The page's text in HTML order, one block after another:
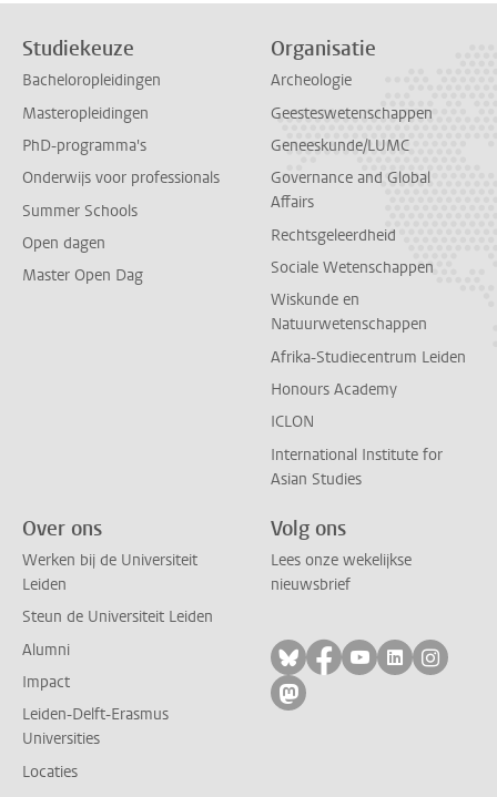
Studiekeuze
Bacheloropleidingen
Masteropleidingen
PhD-programma's
Onderwijs voor professionals
Summer Schools
Open dagen
Master Open Dag
Organisatie
Archeologie
Geesteswetenschappen
Geneeskunde/LUMC
Governance and Global
Affairs
Rechtsgeleerdheid
Sociale Wetenschappen
Wiskunde en
Natuurwetenschappen
Afrika-Studiecentrum Leiden
Honours Academy
ICLON
International Institute for
Asian Studies
Over ons
Werken bij de Universiteit
Leiden
Steun de Universiteit Leiden
Alumni
Impact
Leiden-Delft-Erasmus
Universities
Locaties
Volg ons
Lees onze wekelijkse
nieuwsbrief
Volg ons op bluesky
Volg ons op
Volg ons op
Volg ons
Volg
Volg ons op mastodon